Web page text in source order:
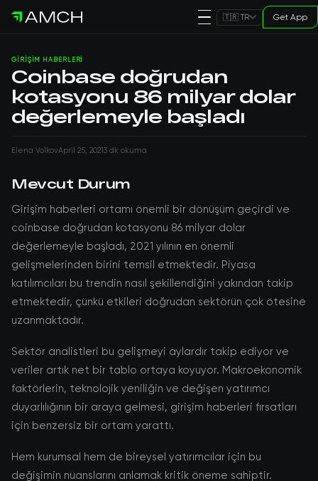
🇹🇷 TR Get App
GIRIŞIM HABERLERI
Coinbase doğrudan
kotasyonu 86 milyar dolar
değerlemeyle başladı
Elena VolkovApril 25, 20213 dk okuma
Mevcut Durum
Girişim haberleri ortamı önemli bir dönüşüm geçirdi ve
coinbase doğrudan kotasyonu 86 milyar dolar
değerlemeyle başladı, 2021 yılının en önemli
gelişmelerinden birini temsil etmektedir. Piyasa
katılımcıları bu trendin nasıl şekillendiğini yakından takip
etmektedir, çünkü etkileri doğrudan sektörün çok ötesine
uzanmaktadır.
Sektör analistleri bu gelişmeyi aylardır takip ediyor ve
veriler artık net bir tablo ortaya koyuyor. Makroekonomik
faktörlerin, teknolojik yeniliğin ve değişen yatırımcı
duyarlılığının bir araya gelmesi, girişim haberleri fırsatları
için benzersiz bir ortam yarattı.
Hem kurumsal hem de bireysel yatırımcılar için bu
değişimin nüanslarını anlamak kritik öneme sahiptir.